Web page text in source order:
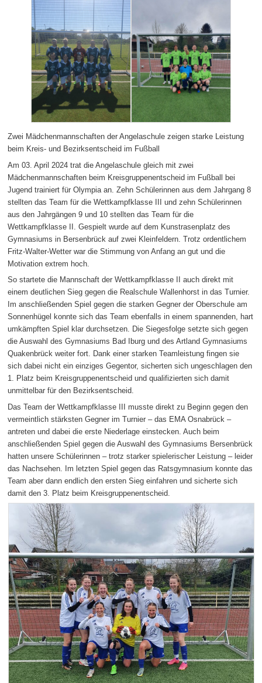
Zwei Mädchenmannschaften der Angelaschule zeigen starke Leistung
beim Kreis- und Bezirksentscheid im Fußball
Am 03. April 2024 trat die Angelaschule gleich mit zwei
Mädchenmannschaften beim Kreisgruppenentscheid im Fußball bei
Jugend trainiert für Olympia an. Zehn Schülerinnen aus dem Jahrgang 8
stellten das Team für die Wettkampfklasse III und zehn Schülerinnen
aus den Jahrgängen 9 und 10 stellten das Team für die
Wettkampfklasse II. Gespielt wurde auf dem Kunstrasenplatz des
Gymnasiums in Bersenbrück auf zwei Kleinfeldern. Trotz ordentlichem
Fritz-Walter-Wetter war die Stimmung von Anfang an gut und die
Motivation extrem hoch.
So startete die Mannschaft der Wettkampfklasse II auch direkt mit
einem deutlichen Sieg gegen die Realschule Wallenhorst in das Turnier.
Im anschließenden Spiel gegen die starken Gegner der Oberschule am
Sonnenhügel konnte sich das Team ebenfalls in einem spannenden, hart
umkämpften Spiel klar durchsetzen. Die Siegesfolge setzte sich gegen
die Auswahl des Gymnasiums Bad Iburg und des Artland Gymnasiums
Quakenbrück weiter fort. Dank einer starken Teamleistung fingen sie
sich dabei nicht ein einziges Gegentor, sicherten sich ungeschlagen den
1. Platz beim Kreisgruppenentscheid und qualifizierten sich damit
unmittelbar für den Bezirksentscheid.
Das Team der Wettkampfklasse III musste direkt zu Beginn gegen den
vermeintlich stärksten Gegner im Turnier – das EMA Osnabrück –
antreten und dabei die erste Niederlage einstecken. Auch beim
anschließenden Spiel gegen die Auswahl des Gymnasiums Bersenbrück
hatten unsere Schülerinnen – trotz starker spielerischer Leistung – leider
das Nachsehen. Im letzten Spiel gegen das Ratsgymnasium konnte das
Team aber dann endlich den ersten Sieg einfahren und sicherte sich
damit den 3. Platz beim Kreisgruppenentscheid.